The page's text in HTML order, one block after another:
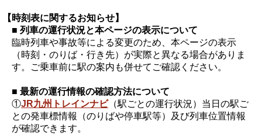
【時刻表に関するお知らせ】
■ 列車の運行状況と本ページの表示について
臨時列車や事故等による変更のため、本ページの表示
（時刻・のりば・行き先）が実際と異なる場合がありま
す。ご乗車前に駅の案内も併せてご確認ください。
■ 最新の運行情報の確認方法について
①JR九州トレインナビ（駅ごとの運行状況）当日の駅ご
との発車標情報（のりばや停車駅等）及び列車位置情報
が確認できます。